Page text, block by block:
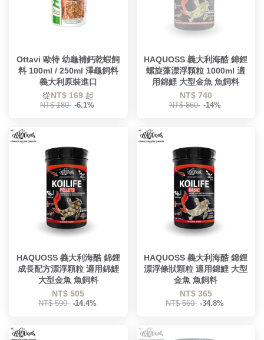
Ottavi 歐特 幼龜補鈣乾蝦飼
料 100ml / 250ml 澤龜飼料
義大利原裝進口
從NT$ 169 起
NT$ 180 -6.1%
HAQUOSS 義大利海酷 錦鋰
螺旋藻漂浮顆粒 1000ml 適
用錦鯉 大型金魚 魚飼料
NT$ 740
NT$ 860 -14%
HAQUOSS 義大利海酷 錦鋰
成長配方漂浮顆粒 適用錦鯉
大型金魚 魚飼料
NT$ 505
NT$ 590 -14.4%
HAQUOSS 義大利海酷 錦鋰
漂浮條狀顆粒 適用錦鯉 大型
金魚 魚飼料
NT$ 365
NT$ 560 -34.8%